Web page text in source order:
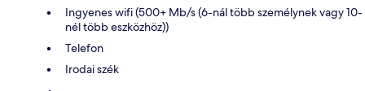
Ingyenes wifi (500+ Mb/s (6-nál több személynek vagy 10-
nél több eszközhöz))
Telefon
Irodai szék